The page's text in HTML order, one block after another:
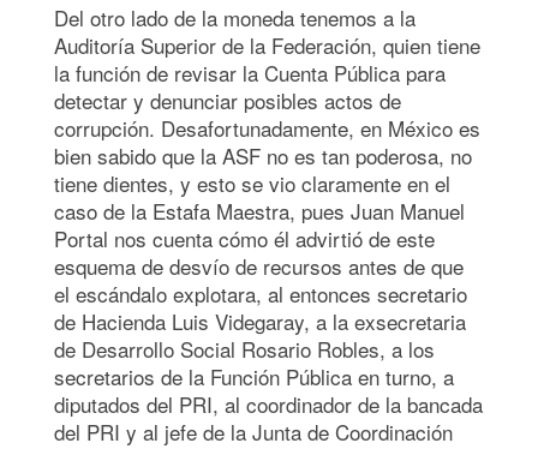
Del otro lado de la moneda tenemos a la
Auditoría Superior de la Federación, quien tiene
la función de revisar la Cuenta Pública para
detectar y denunciar posibles actos de
corrupción. Desafortunadamente, en México es
bien sabido que la ASF no es tan poderosa, no
tiene dientes, y esto se vio claramente en el
caso de la Estafa Maestra, pues Juan Manuel
Portal nos cuenta cómo él advirtió de este
esquema de desvío de recursos antes de que
el escándalo explotara, al entonces secretario
de Hacienda Luis Videgaray, a la exsecretaria
de Desarrollo Social Rosario Robles, a los
secretarios de la Función Pública en turno, a
diputados del PRI, al coordinador de la bancada
del PRI y al jefe de la Junta de Coordinación